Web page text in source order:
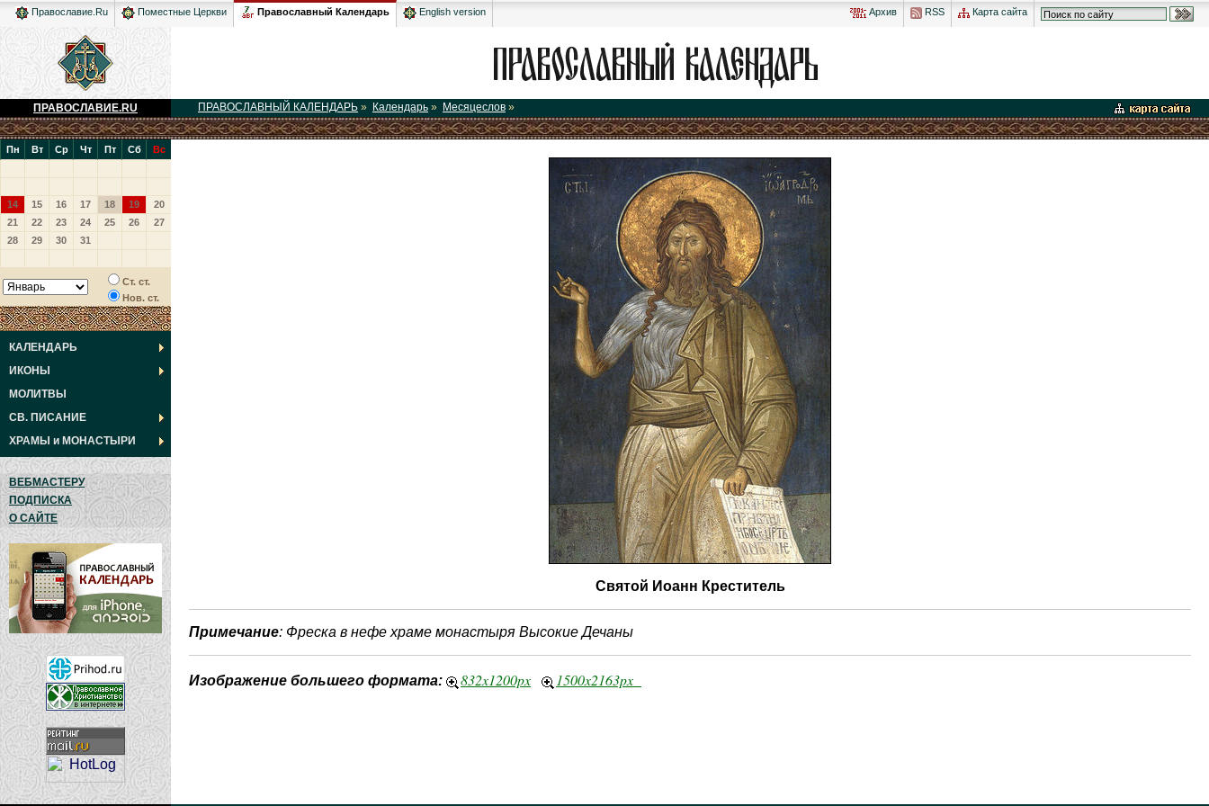
Архив RSS Карта сайта
Православие.Ru Поместные Церкви Православный Календарь English version
ПРАВОСЛАВИЕ.RU ПРАВОСЛАВНЫЙ КАЛЕНДАРЬ » Календарь » Месяцеслов »
Пн Вт Ср Чт Пт Сб Вс
14 15 16 17 18 19
20
21
22 23 24 25 26
27
28
29 30 31
Ст. ст.
Нов. ст.
КАЛЕНДАРЬ
ИКОНЫ
МОЛИТВЫ
СВ. ПИСАНИЕ
ХРАМЫ и МОНАСТЫРИ
ВЕБМАСТЕРУ
ПОДПИСКА
О САЙТЕ
Святой Иоанн Креститель
Примечание: Фреска в нефе храме монастыря Высокие Дечаны
Изображение большего формата: 832x1200px 1500x2163px